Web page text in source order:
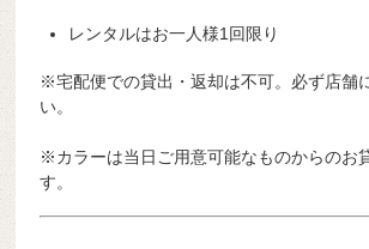
レンタルはお一人様1回限り
※宅配便での貸出・返却は不可。必ず店舗
い。
※カラーは当日ご用意可能なものからのお
す。